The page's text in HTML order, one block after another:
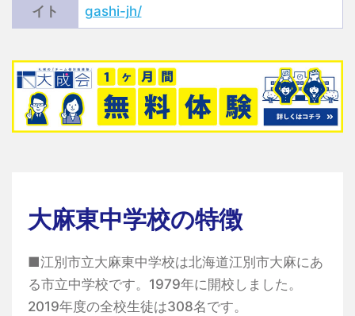
イト
gashi-jh/
大麻東中学校の特徴
■江別市立大麻東中学校は北海道江別市大麻にあ
る市立中学校です。1979年に開校しました。
2019年度の全校生徒は308名です。